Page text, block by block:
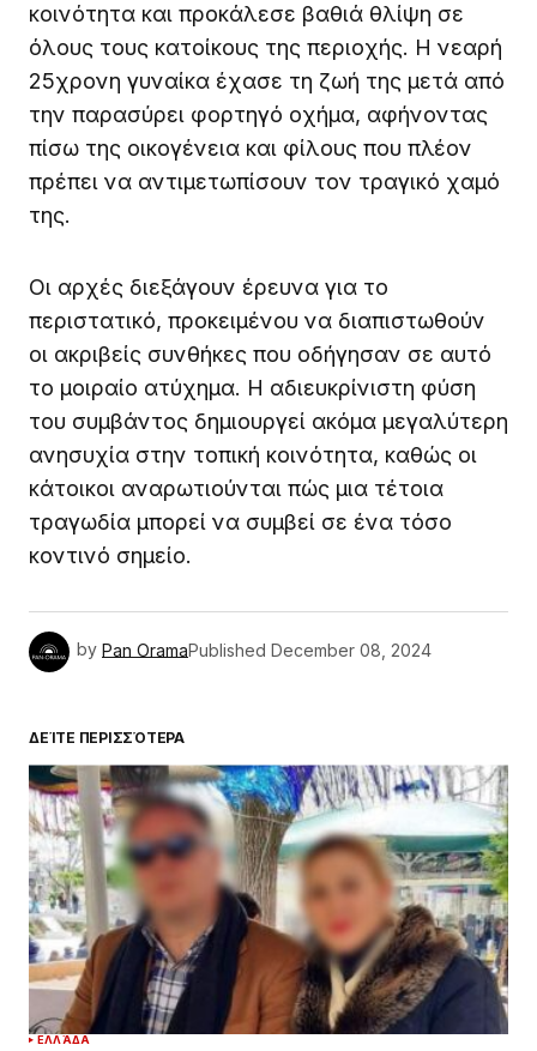
κοινότητα και προκάλεσε βαθιά θλίψη σε
όλους τους κατοίκους της περιοχής. Η νεαρή
25χρονη γυναίκα έχασε τη ζωή της μετά από
την παρασύρει φορτηγό οχήμα, αφήνοντας
πίσω της οικογένεια και φίλους που πλέον
πρέπει να αντιμετωπίσουν τον τραγικό χαμό
της.
Οι αρχές διεξάγουν έρευνα για το
περιστατικό, προκειμένου να διαπιστωθούν
οι ακριβείς συνθήκες που οδήγησαν σε αυτό
το μοιραίο ατύχημα. Η αδιευκρίνιστη φύση
του συμβάντος δημιουργεί ακόμα μεγαλύτερη
ανησυχία στην τοπική κοινότητα, καθώς οι
κάτοικοι αναρωτιούνται πώς μια τέτοια
τραγωδία μπορεί να συμβεί σε ένα τόσο
κοντινό σημείο.
by Pan OramaPublished December 08, 2024
ΔΕΊΤΕ ΠΕΡΙΣΣΌΤΕΡΑ
ΕΛΛΆΔΑ